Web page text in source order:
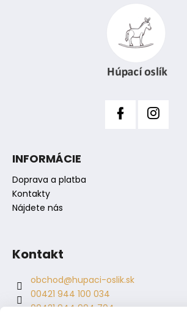
INFORMÁCIE
Doprava a platba
Kontakty
Nájdete nás
Kontakt
obchod@hupaci-oslik.sk
00421 944 100 034
00421 944 904 704